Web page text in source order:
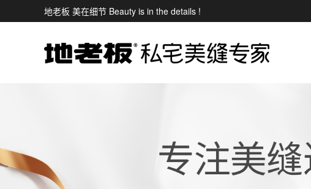
地老板 美在细节 Beauty is in the details !